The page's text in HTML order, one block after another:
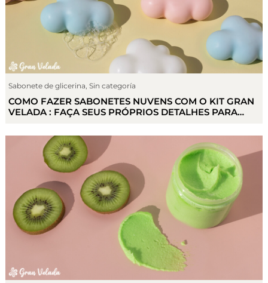
Sabonete de glicerina, Sin categoría
COMO FAZER SABONETES NUVENS COM O KIT GRAN
VELADA : FAÇA SEUS PRÓPRIOS DETALHES PARA